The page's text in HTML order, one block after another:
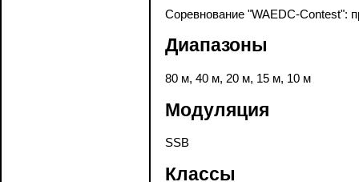
Соревнование "WAEDC-Contest":
Диапазоны
80 м, 40 м, 20 м, 15 м, 10 м
Модуляция
SSB
Классы